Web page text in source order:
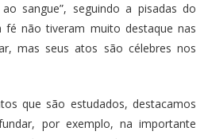
sangue”, seguindo a pisadas do
fé não tiveram muito destaque nas
mas seus atos são célebres nos
que são estudados, destacamos
por exemplo, na importante